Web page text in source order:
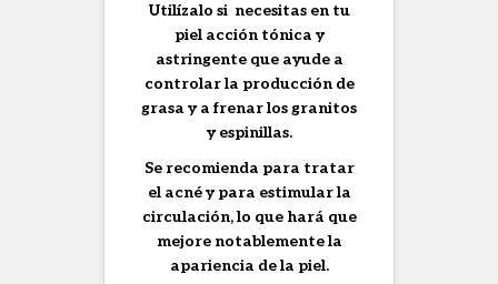
Utilízalo si necesitas en tu
piel acción tónica y
astringente que ayude a
controlar la producción de
grasa y a frenar los granitos
y espinillas.
Se recomienda para tratar
el acné y para estimular la
circulación, lo que hará que
mejore notablemente la
apariencia de la piel.